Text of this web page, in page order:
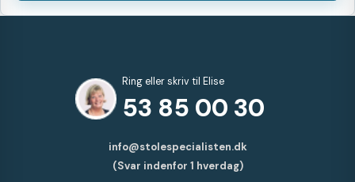
Ring eller skriv til Elise
53 85 00 30
info@stolespecialisten.dk
(Svar indenfor 1 hverdag)